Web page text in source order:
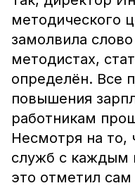
методического
замолвила
методистах,
определён. Все
повышения
работникам
Несмотря на то,
служб с каждым
это отметил